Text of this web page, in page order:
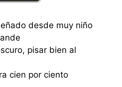
desde muy niño
pisar bien al
cien por ciento